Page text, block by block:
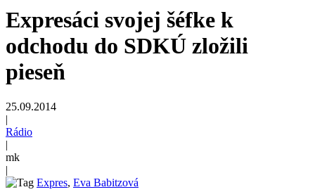
Expresáci svojej šéfke k
odchodu do SDKÚ zložili
pieseň
25.09.2014
|
Rádio
|
mk
|
Expres, Eva Babitzová